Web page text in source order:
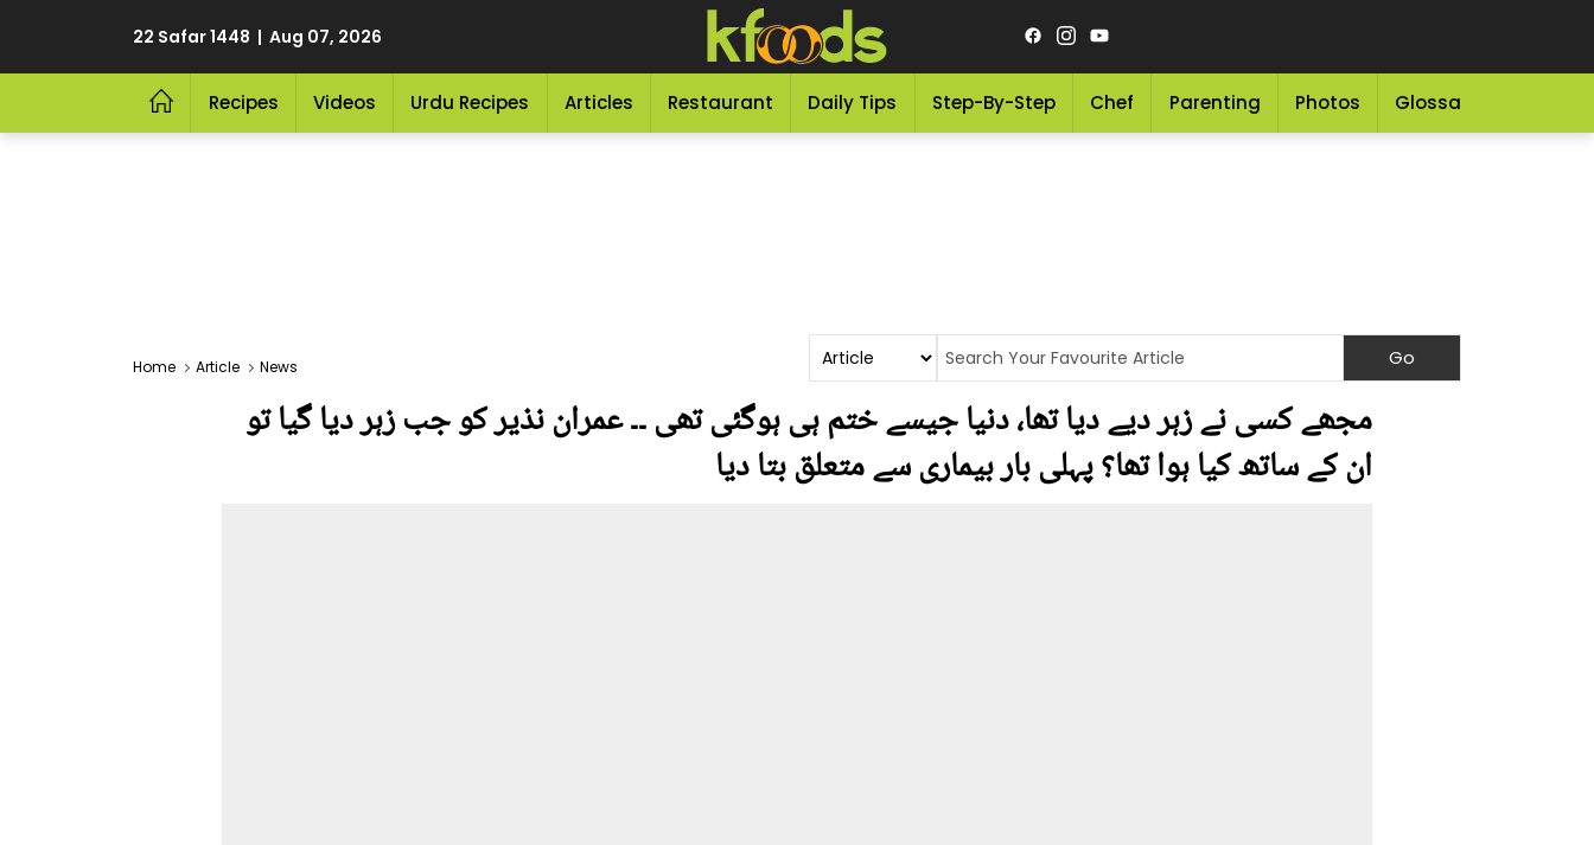
22 Safar 1448 | Aug 07, 2026
Recipes Videos Urdu Recipes Articles Restaurant Daily Tips Step-By-Step Chef Parenting Photos Glossary
Home Article News
مجھے کسی نے زہر دیے دیا تھا، دنیا جیسے ختم ہی ہوگئی تھی ۔۔ عمران نذیر کو جب زہر دیا گیا تو
ان کے ساتھ کیا ہوا تھا؟ پہلی بار بیماری سے متعلق بتا دیا